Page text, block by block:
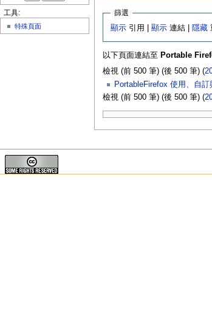
篩選
顯示 引用 |顯示 連結 | 隱藏
以下頁面連結至 Portable
檢視 (前 500 筆) (後 500 筆) (
PortableFirefox 使用、自訂
檢視 (前 500 筆) (後 500 筆) (
工具:
特殊頁面